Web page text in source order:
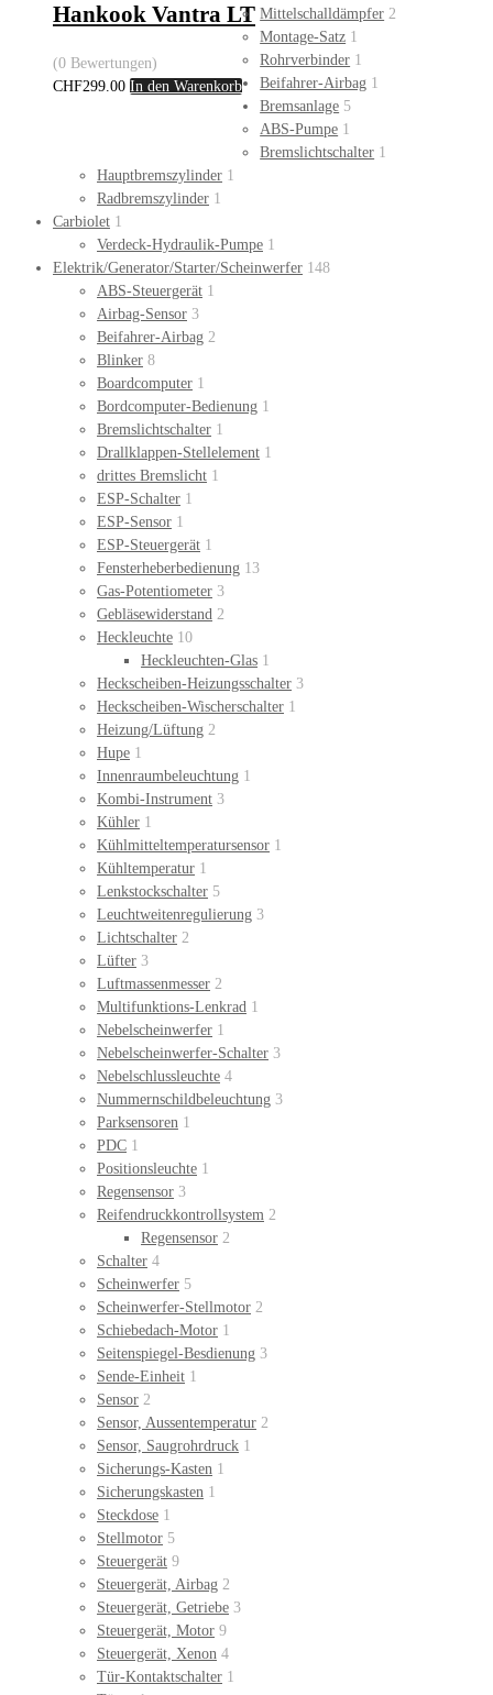
Hankook Vantra LT
(0 Bewertungen)
CHF299.00 In den Warenkorb
Mittelschalldämpfer 2
Montage-Satz 1
Rohrverbinder 1
Beifahrer-Airbag 1
Bremsanlage 5
ABS-Pumpe 1
Bremslichtschalter 1
Hauptbremszylinder 1
Radbremszylinder 1
Carbiolet 1
Verdeck-Hydraulik-Pumpe 1
Elektrik/Generator/Starter/Scheinwerfer 148
ABS-Steuergerät 1
Airbag-Sensor 3
Beifahrer-Airbag 2
Blinker 8
Boardcomputer 1
Bordcomputer-Bedienung 1
Bremslichtschalter 1
Drallklappen-Stellelement 1
drittes Bremslicht 1
ESP-Schalter 1
ESP-Sensor 1
ESP-Steuergerät 1
Fensterheberbedienung 13
Gas-Potentiometer 3
Gebläsewiderstand 2
Heckleuchte 10
Heckleuchten-Glas 1
Heckscheiben-Heizungsschalter 3
Heckscheiben-Wischerschalter 1
Heizung/Lüftung 2
Hupe 1
Innenraumbeleuchtung 1
Kombi-Instrument 3
Kühler 1
Kühlmitteltemperatursensor 1
Kühltemperatur 1
Lenkstockschalter 5
Leuchtweitenregulierung 3
Lichtschalter 2
Lüfter 3
Luftmassenmesser 2
Multifunktions-Lenkrad 1
Nebelscheinwerfer 1
Nebelscheinwerfer-Schalter 3
Nebelschlussleuchte 4
Nummernschildbeleuchtung 3
Parksensoren 1
PDC 1
Positionsleuchte 1
Regensensor 3
Reifendruckkontrollsystem 2
Regensensor 2
Schalter 4
Scheinwerfer 5
Scheinwerfer-Stellmotor 2
Schiebedach-Motor 1
Seitenspiegel-Besdienung 3
Sende-Einheit 1
Sensor 2
Sensor, Aussentemperatur 2
Sensor, Saugrohrdruck 1
Sicherungs-Kasten 1
Sicherungskasten 1
Steckdose 1
Stellmotor 5
Steuergerät 9
Steuergerät, Airbag 2
Steuergerät, Getriebe 3
Steuergerät, Motor 9
Steuergerät, Xenon 4
Tür-Kontaktschalter 1